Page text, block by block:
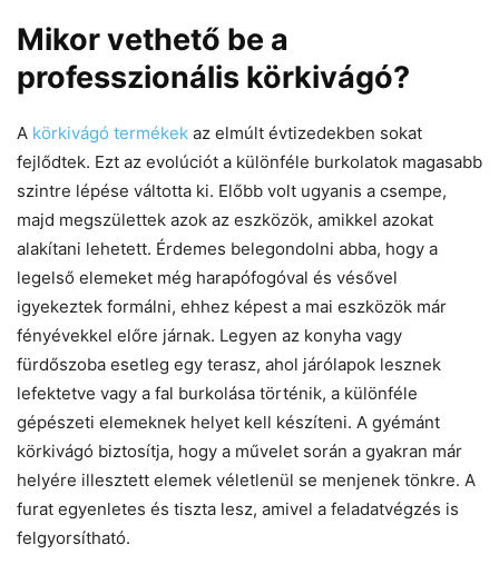
Mikor vethető be a
professzionális körkivágó?
A körkivágó termékek az elmúlt évtizedekben sokat
fejlődtek. Ezt az evolúciót a különféle burkolatok magasabb
szintre lépése váltotta ki. Előbb volt ugyanis a csempe,
majd megszülettek azok az eszközök, amikkel azokat
alakítani lehetett. Érdemes belegondolni abba, hogy a
legelső elemeket még harapófogóval és vésővel
igyekeztek formálni, ehhez képest a mai eszközök már
fényévekkel előre járnak. Legyen az konyha vagy
fürdőszoba esetleg egy terasz, ahol járólapok lesznek
lefektetve vagy a fal burkolása történik, a különféle
gépészeti elemeknek helyet kell készíteni. A gyémánt
körkivágó biztosítja, hogy a művelet során a gyakran már
helyére illesztett elemek véletlenül se menjenek tönkre. A
furat egyenletes és tiszta lesz, amivel a feladatvégzés is
felgyorsítható.